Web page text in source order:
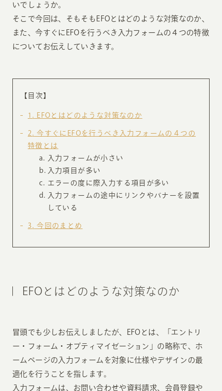
いでしょうか。
そこで今回は、そもそもEFOとはどのような対策なのか、
また、今すぐにEFOを行うべき入力フォームの４つの特徴
についてお伝えしていきます。
【目次】
1 EFOとはどのような対策なのか
2
今すぐにEFOを行うべき入力フォームの４つの
特徴とは
入力フォームが小さい
入力項目が多い
エラーの度に際入力する項目が多い
入力フォームの途中にリンクやバナーを設置
している
3 今回のまとめ
EFOとはどのような対策なのか
冒頭でも少しお伝えしましたが、EFOとは、「エントリ
ー・フォーム・オプティマイゼーション」の略称で、ホ
ームページの入力フォームを対象に仕様やデザインの最
適化を行うことを指します。
入力フォームは、お問い合わせや資料請求、会員登録や